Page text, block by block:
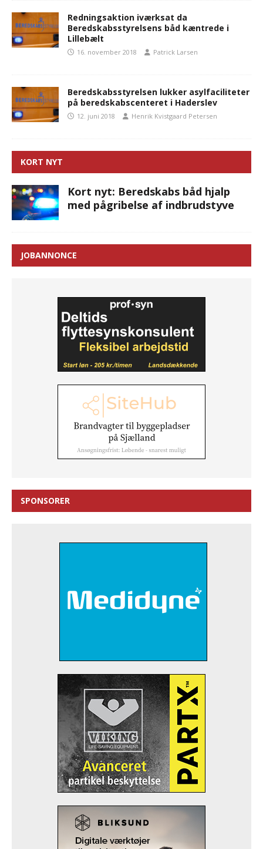
Redningsaktion iværksat da
Beredskabsstyrelsens båd kæntrede i
Lillebælt
16. november 2018 Patrick Larsen
Beredskabsstyrelsen lukker asylfaciliteter
på beredskabscenteret i Haderslev
12. juni 2018 Henrik Kvistgaard Petersen
KORT NYT
Kort nyt: Beredskabs båd hjalp
med pågribelse af indbrudstyve
JOBANNONCE
SPONSORER